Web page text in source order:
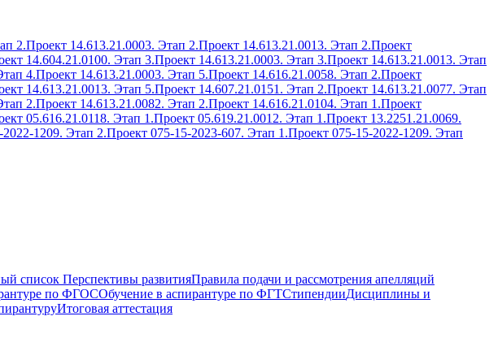
2.Проект 14.613.21.0003. Этап 2.Проект 14.613.21.0013. Этап 2.Проект
14.604.21.0100. Этап 3.Проект 14.613.21.0003. Этап 3.Проект 14.613.21.0013. Этап
4.Проект 14.613.21.0003. Этап 5.Проект 14.616.21.0058. Этап 2.Проект
14.613.21.0013. Этап 5.Проект 14.607.21.0151. Этап 2.Проект 14.613.21.0077. Этап
2.Проект 14.613.21.0082. Этап 2.Проект 14.616.21.0104. Этап 1.Проект
05.616.21.0118. Этап 1.Проект 05.619.21.0012. Этап 1.Проект 13.2251.21.0069.
1209. Этап 2.Проект 075-15-2023-607. Этап 1.Проект 075-15-2022-1209. Этап
список Перспективы развитияПравила подачи и рассмотрения апелляций
по ФГОСОбучение в аспирантуре по ФГТСтипендииДисциплины и
Итоговая аттестация